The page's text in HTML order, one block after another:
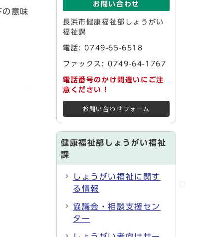
意味
お問い合わせ
長浜市健康福祉部しょうがい
福祉課
電話:0749-65-6518
ファックス: 0749-64-1767
電話番号のかけ間違いにご注
意ください！
お問い合わせフォーム
健康福祉部しょうがい福祉
課
しょうがい福祉に関す
る情報
協議会・相談支援セン
ター